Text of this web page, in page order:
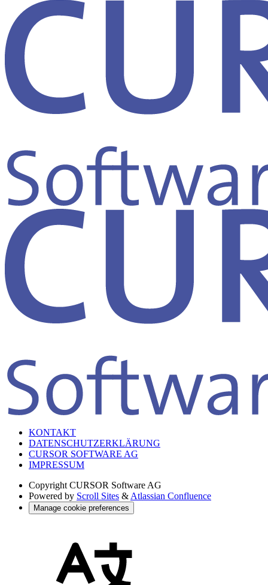
KONTAKT
DATENSCHUTZERKLÄRUNG
CURSOR SOFTWARE AG
IMPRESSUM
Copyright CURSOR Software AG
Powered by Scroll Sites & Atlassian Confluence
Manage cookie preferences